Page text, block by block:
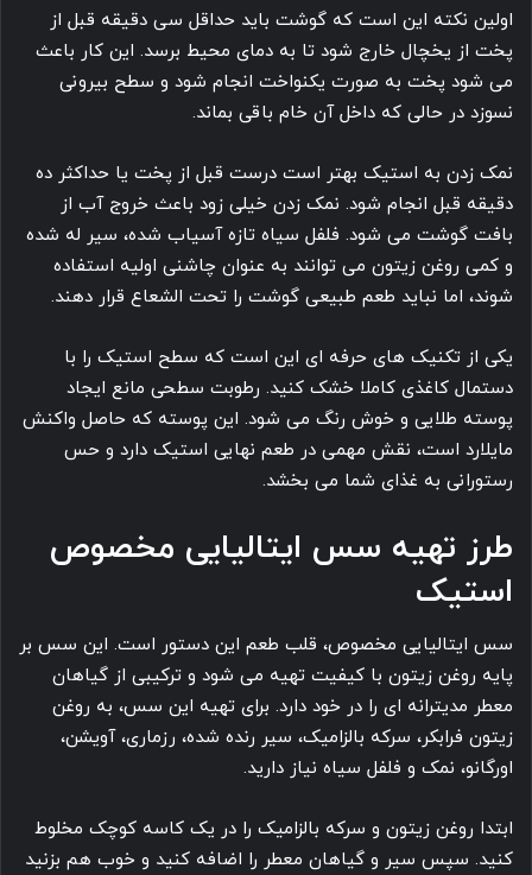
اولین نکته این است که گوشت باید حداقل سی دقیقه قبل از
پخت از یخچال خارج شود تا به دمای محیط برسد. این کار باعث
می شود پخت به صورت یکنواخت انجام شود و سطح بیرونی
نسوزد در حالی که داخل آن خام باقی بماند.
نمک زدن به استیک بهتر است درست قبل از پخت یا حداکثر ده
دقیقه قبل انجام شود. نمک زدن خیلی زود باعث خروج آب از
بافت گوشت می شود. فلفل سیاه تازه آسیاب شده، سیر له شده
و کمی روغن زیتون می توانند به عنوان چاشنی اولیه استفاده
شوند، اما نباید طعم طبیعی گوشت را تحت الشعاع قرار دهند.
یکی از تکنیک های حرفه ای این است که سطح استیک را با
دستمال کاغذی کاملا خشک کنید. رطوبت سطحی مانع ایجاد
پوسته طلایی و خوش رنگ می شود. این پوسته که حاصل واکنش
مایلارد است، نقش مهمی در طعم نهایی استیک دارد و حس
رستورانی به غذای شما می بخشد.
طرز تهیه سس ایتالیایی مخصوص
استیک
سس ایتالیایی مخصوص، قلب طعم این دستور است. این سس بر
پایه روغن زیتون با کیفیت تهیه می شود و ترکیبی از گیاهان
معطر مدیترانه ای را در خود دارد. برای تهیه این سس، به روغن
زیتون فرابکر، سرکه بالزامیک، سیر رنده شده، رزماری، آویشن،
اورگانو، نمک و فلفل سیاه نیاز دارید.
ابتدا روغن زیتون و سرکه بالزامیک را در یک کاسه کوچک مخلوط
کنید. سپس سیر و گیاهان معطر را اضافه کنید و خوب هم بزنید